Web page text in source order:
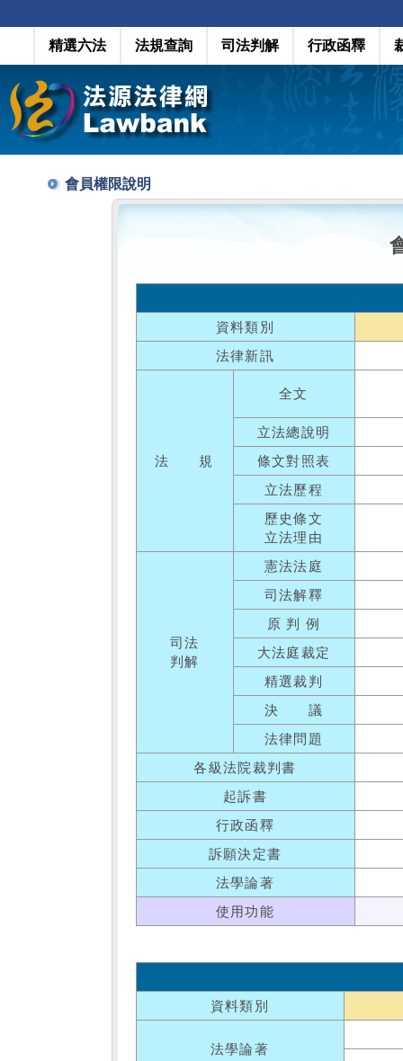
精選六法 法規查詢 司法判解 行政函釋
會員權限說明
資料類別
法律新訊
法 規
全文
立法總說明
條文對照表
立法歷程
歷史條文
立法理由
司法
判解
憲法法庭
司法解釋
原 判 例
大法庭裁定
精選裁判
決 議
法律問題
各級法院裁判書
起訴書
行政函釋
訴願決定書
法學論著
使用功能
資料類別
法學論著